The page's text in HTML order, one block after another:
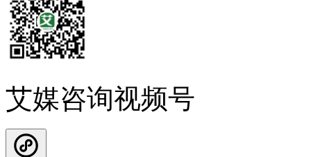
艾媒咨询视频号